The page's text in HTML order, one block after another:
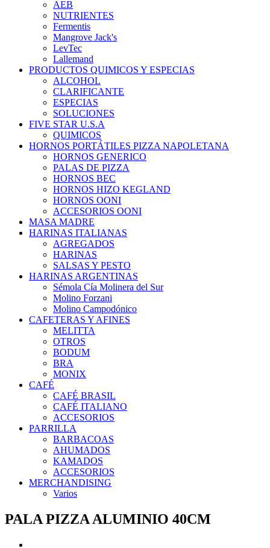
AEB
NUTRIENTES
Fermentis
Mangrove Jack's
LevTec
Lallemand
PRODUCTOS QUIMICOS Y ESPECIAS
ALCOHOL
CLARIFICANTE
ESPECIAS
SOLUCIONES
FIVE STAR U.S.A
QUIMICOS
HORNOS PORTÁTILES PIZZA NAPOLETANA
HORNOS GENERICO
PALAS DE PIZZA
HORNOS BEC
HORNOS HIZO KEGLAND
HORNOS OONI
ACCESORIOS OONI
MASA MADRE
HARINAS ITALIANAS
AGREGADOS
HARINAS
SALSAS Y PESTO
HARINAS ARGENTINAS
Sémola Cía Molinera del Sur
Molino Forzani
Molino Campodónico
CAFETERAS Y AFINES
MELITTA
OTROS
BODUM
BRA
MONIX
CAFÉ
CAFÉ BRASIL
CAFÉ ITALIANO
ACCESORIOS
PARRILLA
BARBACOAS
AHUMADOS
KAMADOS
ACCESORIOS
MERCHANDISING
Varios
PALA PIZZA ALUMINIO 40CM